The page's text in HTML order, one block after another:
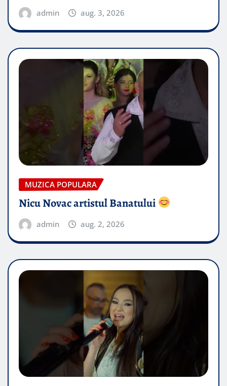
admin aug. 3, 2026
MUZICA POPULARA
Nicu Novac artistul Banatului
admin aug. 2, 2026